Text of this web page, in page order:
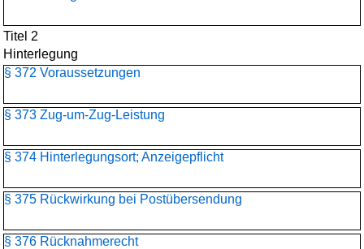
Titel 2
Hinterlegung
§ 372 Voraussetzungen
§ 373 Zug-um-Zug-Leistung
§ 374 Hinterlegungsort; Anzeigepflicht
§ 375 Rückwirkung bei Postübersendung
§ 376 Rücknahmerecht